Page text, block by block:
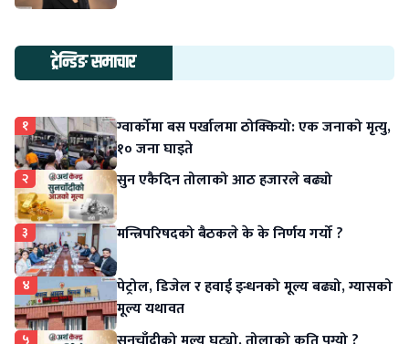
ट्रेन्डिङ समाचार
१
ग्वार्कोमा बस पर्खालमा ठोक्कियो: एक जनाको मृत्यु,
१० जना घाइते
२ सुन एकैदिन तोलाको आठ हजारले बढ्यो
३ मन्त्रिपरिषदको बैठकले के के निर्णय गर्यो ?
४
पेट्रोल, डिजेल र हवाई इन्धनको मूल्य बढ्यो, ग्यासको
मूल्य यथावत
५